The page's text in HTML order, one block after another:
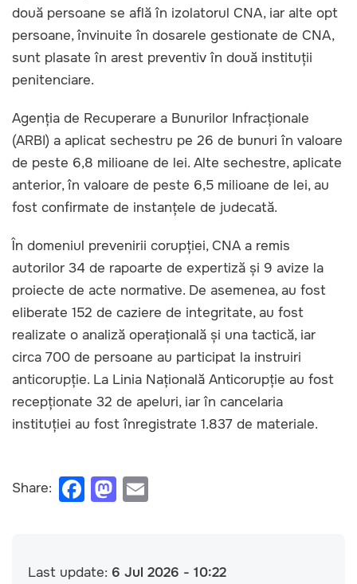
două persoane se află în izolatorul CNA, iar alte opt
persoane, învinuite în dosarele gestionate de CNA,
sunt plasate în arest preventiv în două instituții
penitenciare.
Agenția de Recuperare a Bunurilor Infracționale
(ARBI) a aplicat sechestru pe 26 de bunuri în valoare
de peste 6,8 milioane de lei. Alte sechestre, aplicate
anterior, în valoare de peste 6,5 milioane de lei, au
fost confirmate de instanțele de judecată.
În domeniul prevenirii corupției, CNA a remis
autorilor 34 de rapoarte de expertiză și 9 avize la
proiecte de acte normative. De asemenea, au fost
eliberate 152 de caziere de integritate, au fost
realizate o analiză operațională și una tactică, iar
circa 700 de persoane au participat la instruiri
anticorupție. La Linia Națională Anticorupție au fost
recepționate 32 de apeluri, iar în cancelaria
instituției au fost înregistrate 1.837 de materiale.
Share: F
a
e
M
a
o
Last update: 6 Jul 2026 - 10:22